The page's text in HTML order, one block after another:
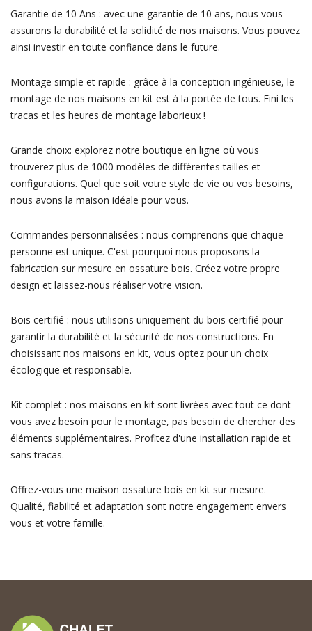
Garantie de 10 Ans : avec une garantie de 10 ans, nous vous
assurons la durabilité et la solidité de nos maisons. Vous pouvez
ainsi investir en toute confiance dans le future.
Montage simple et rapide : grâce à la conception ingénieuse, le
montage de nos maisons en kit est à la portée de tous. Fini les
tracas et les heures de montage laborieux !
Grande choix: explorez notre boutique en ligne où vous
trouverez plus de 1000 modèles de différentes tailles et
configurations. Quel que soit votre style de vie ou vos besoins,
nous avons la maison idéale pour vous.
Commandes personnalisées : nous comprenons que chaque
personne est unique. C'est pourquoi nous proposons la
fabrication sur mesure en ossature bois. Créez votre propre
design et laissez-nous réaliser votre vision.
Bois certifié : nous utilisons uniquement du bois certifié pour
garantir la durabilité et la sécurité de nos constructions. En
choisissant nos maisons en kit, vous optez pour un choix
écologique et responsable.
Kit complet : nos maisons en kit sont livrées avec tout ce dont
vous avez besoin pour le montage, pas besoin de chercher des
éléments supplémentaires. Profitez d'une installation rapide et
sans tracas.
Offrez-vous une maison ossature bois en kit sur mesure.
Qualité, fiabilité et adaptation sont notre engagement envers
vous et votre famille.